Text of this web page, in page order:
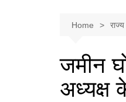
Home राज्य
जमीन
अध्यक्ष